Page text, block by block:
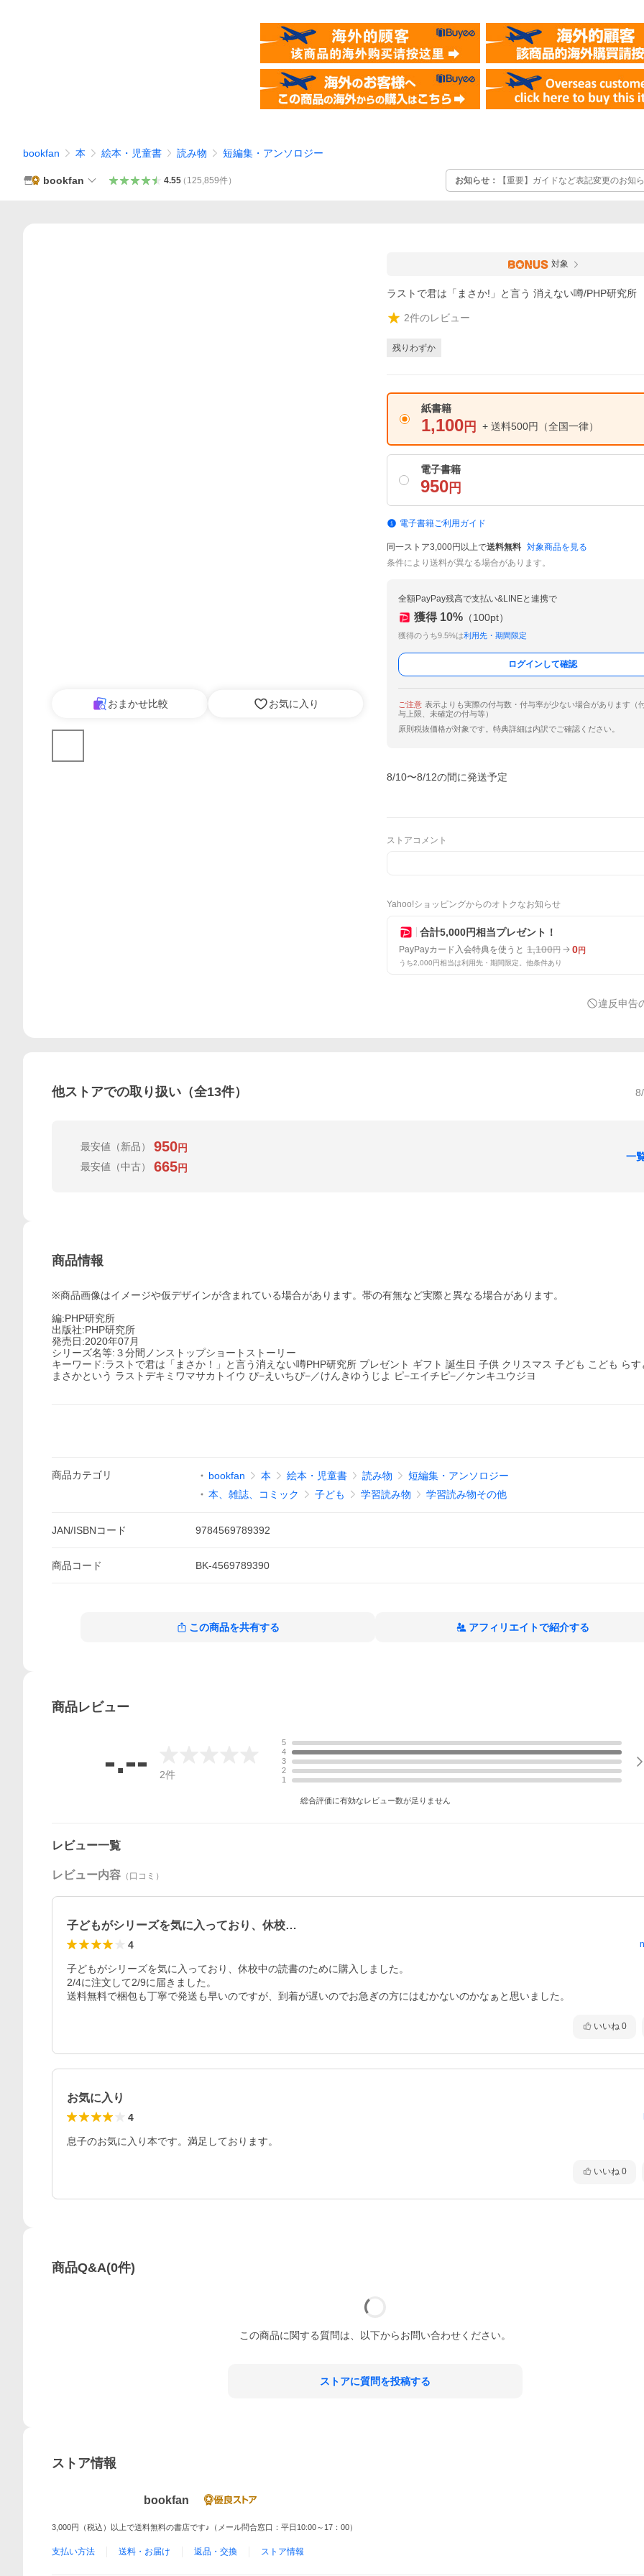
bookfan 本 絵本・児童書 読み物 短編集・アンソロジー
bookfan 4.55（ 125,859件） お知らせ： 【重要】ガイドなど表記変更のお知
おまかせ比較 お気に入り
対象
ラストで君は「まさか!」と言う 消えない噂/PHP研究所
2件のレビュー
残りわずか
紙書籍
1,100 円 + 送料500円 （全国一律）
電子書籍
950 円
電子書籍ご利用ガイド
同一ストア3,000円以上で送料無料 対象商品を見る
条件により送料が異なる場合があります。
全額PayPay残高で支払い&LINEと連携で
獲得 10% （100pt）
獲得のうち9.5%は利用先・期間限定
ログインして確認
ご注意 表示よりも実際の付与数・付与率が少ない場合があります（
与上限、未確定の付与等）
原則税抜価格が対象です。特典詳細は内訳でご確認ください。
8/10〜8/12の間に発送予定
ストアコメント
Yahoo!ショッピングからのオトクなお知らせ
合計5,000円相当プレゼント！
PayPayカード入会特典を使うと 1,100円 0円
うち2,000円相当は利用先・期間限定。他条件あり
違反申告
他ストアでの取り扱い（全13件）
最安値 （新品） 950円
最安値 （中古） 665円
一
商品情報
※商品画像はイメージや仮デザインが含まれている場合があります。帯の有無など実際と異なる場合があります。
編:PHP研究所
出版社:PHP研究所
発売日:2020年07月
シリーズ名等:３分間ノンストップショートストーリー
キーワード:ラストで君は「まさか！」と言う消えない噂PHP研究所 プレゼント ギフト 誕生日 子供 クリスマス 子ども こども らす
まさかという ラストデキミワマサカトイウ ぴ−えいちぴ−／けんきゆうじよ ピ−エイチピ−／ケンキユウジヨ
商品カテゴリ bookfan 本 絵本・児童書 読み物
短編集・アンソロジー
本、雑誌、コミック
子ども 学習読み物 学習読み物その他
JAN/ISBNコード 9784569789392
商品コード BK-4569789390
この商品を共有する アフィリエイトで紹介する
商品レビュー
-.-- 2件
5
4
3
2
1
総合評価に有効なレビュー数が足りません
レビュー一覧
レビュー内容 （口コミ）
子どもがシリーズを気に入っており、休校…
4
子どもがシリーズを気に入っており、休校中の読書のために購入しました。
2/4に注文して2/9に届きました。
いいね 0
お気に入り
4
息子のお気に入り本です。満足しております。
いいね 0
商品Q&A(0件)
この商品に関する質問は、以下からお問い合わせください。
ストアに質問を投稿する
ストア情報
bookfan
3,000円（税込）以上で送料無料の書店です♪（メール問合窓口：平日10:00～17：00）
支払い方法 送料・お届け 返品・交換 ストア情報